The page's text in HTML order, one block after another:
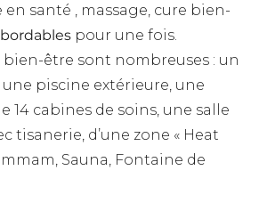
santé , massage, cure bien-
pour une fois.
être sont nombreuses : un
piscine extérieure, une
14 cabines de soins, une salle
tisanerie, d’une zone « Heat
Sauna, Fontaine de